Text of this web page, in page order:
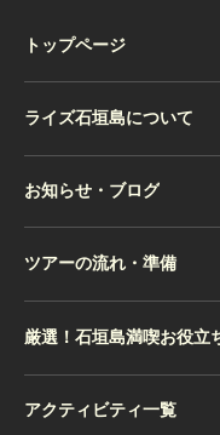
トップページ
ライズ石垣島について
お知らせ・ブログ
ツアーの流れ・準備
厳選！石垣島満喫お役立
アクティビティ一覧